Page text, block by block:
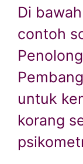
Di
contoh
untuk
korang